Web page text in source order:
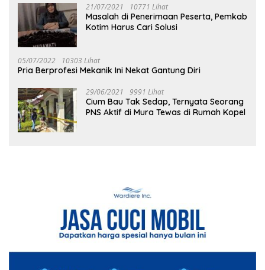
21/07/2021 10771 Lihat
Masalah di Penerimaan Peserta, Pemkab
Kotim Harus Cari Solusi
05/07/2022 10303 Lihat
Pria Berprofesi Mekanik Ini Nekat Gantung Diri
29/06/2021 9991 Lihat
Cium Bau Tak Sedap, Ternyata Seorang
PNS Aktif di Mura Tewas di Rumah Kopel